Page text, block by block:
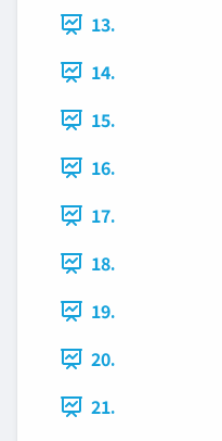
13.
14.
15.
16.
17.
18.
19.
20.
21.